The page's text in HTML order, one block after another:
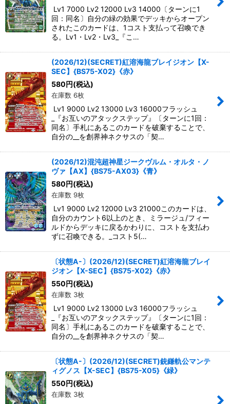
Lv1 7000 Lv2 12000 Lv3 14000〔ターンに1
回：同名〕自分の緑の効果でデッキからオープン
されたこのカードは、1コスト支払って召喚でき
る。Lv1・Lv2・Lv3_『こ…
(2026/12)(SECRET)紅溶海龍ブレイジオン【X-
SEC】{BS75-X02}《赤》
580円(税込)
在庫数 6枚
Lv1 9000 Lv2 13000 Lv3 16000フラッシュ
_『お互いのアタックステップ』〔ターンに1回：
同名〕手札にあるこのカードを破棄することで、
自分の__を創界神ネクサスの「契…
(2026/12)混沌超神星ジークヴルム・オルタ・ノ
ヴァ【AX】{BS75-AX03}《青》
580円(税込)
在庫数 9枚
Lv1 9000 Lv2 12000 Lv3 21000このカードは、
自分のカウント6以上のとき、ミラージュ/フィー
ルドからデッキに戻るかわりに、コストを支払わ
ずに召喚できる。_コスト5(…
〔状態A-〕(2026/12)(SECRET)紅溶海龍ブレイ
ジオン【X-SEC】{BS75-X02}《赤》
550円(税込)
在庫数 3枚
Lv1 9000 Lv2 13000 Lv3 16000フラッシュ
_『お互いのアタックステップ』〔ターンに1回：
同名〕手札にあるこのカードを破棄することで、
自分の__を創界神ネクサスの「契…
〔状態A-〕(2026/12)(SECRET)銃鎌軌公マンテ
ィグノス【X-SEC】{BS75-X05}《緑》
550円(税込)
在庫数 3枚